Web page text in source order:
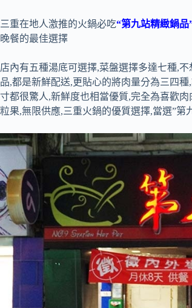
三重在地人激推的火鍋必吃“第九站精緻鍋品
晚餐的最佳選擇
店內有五種湯底可選擇,菜盤選擇多達七種,
品,都是新鮮配送,更貼心的將肉量分為三四
寸都很驚人,新鮮度也相當優質,完全為喜歡
粒果,無限供應,三重火鍋的優質選擇,當選”第